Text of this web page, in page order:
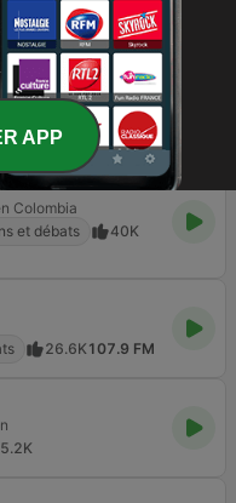
3.3K693 AM
8.7K Online
Colombia
et débats
40K
26.6K107.9 FM
APP